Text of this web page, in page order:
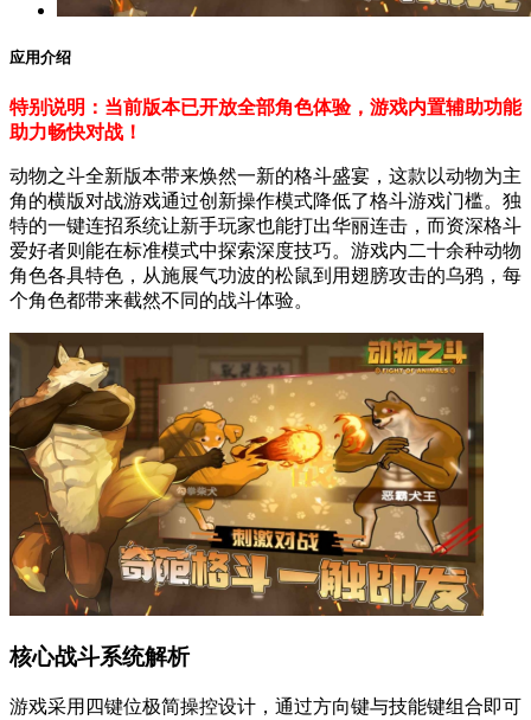
应用介绍
特别说明：当前版本已开放全部角色体验，游戏内置辅助功能
助力畅快对战！
动物之斗全新版本带来焕然一新的格斗盛宴，这款以动物为主
角的横版对战游戏通过创新操作模式降低了格斗游戏门槛。独
特的一键连招系统让新手玩家也能打出华丽连击，而资深格斗
爱好者则能在标准模式中探索深度技巧。游戏内二十余种动物
角色各具特色，从施展气功波的松鼠到用翅膀攻击的乌鸦，每
个角色都带来截然不同的战斗体验。
核心战斗系统解析
游戏采用四键位极简操控设计，通过方向键与技能键组合即可